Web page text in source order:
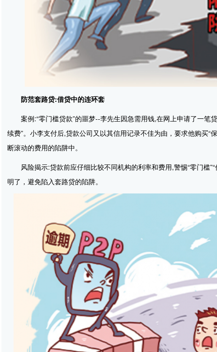
防范套路贷:借贷中的连环套
案例:“零门槛贷款”的噩梦--李先生因急需用钱,在网上申请了一
续费”。小李支付后,贷款公司又以其信用记录不佳为由，要求他购买
断滚动的费用的陷阱中。
风险揭示:贷款前应仔细比较不同机构的利率和费用,警惕“零门槛
明了，避免陷入套路贷的陷阱。